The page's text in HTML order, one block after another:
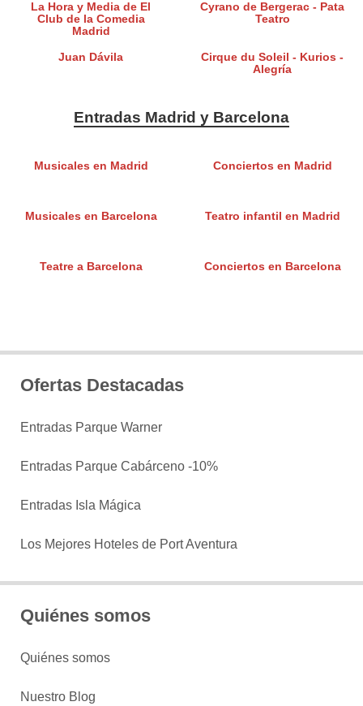
La Hora y Media de El
Club de la Comedia
Madrid
Cyrano de Bergerac - Pata
Teatro
Juan Dávila
Cirque du Soleil - Kurios -
Alegría
Entradas Madrid y Barcelona
Musicales en Madrid Conciertos en Madrid
Musicales en Barcelona Teatro infantil en Madrid
Teatre a Barcelona Conciertos en Barcelona
Ofertas Destacadas
Entradas Parque Warner
Entradas Parque Cabárceno -10%
Entradas Isla Mágica
Los Mejores Hoteles de Port Aventura
Quiénes somos
Quiénes somos
Nuestro Blog